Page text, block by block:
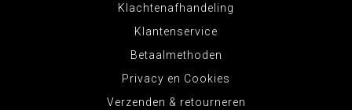
Klachtenafhandeling
Klantenservice
Betaalmethoden
Privacy en Cookies
Verzenden & retourneren